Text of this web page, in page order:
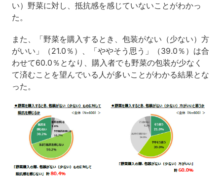
い）野菜に対し、抵抗感を感じていないことがわかっ
た。
また、「野菜を購入するとき、包装がない（少ない）方
がいい」（21.0％）、「ややそう思う」（39.0％）は合
わせて60.0％となり、購入者でも野菜の包装が少なく
て済むことを望んでいる人が多いことがわかる結果とな
った。